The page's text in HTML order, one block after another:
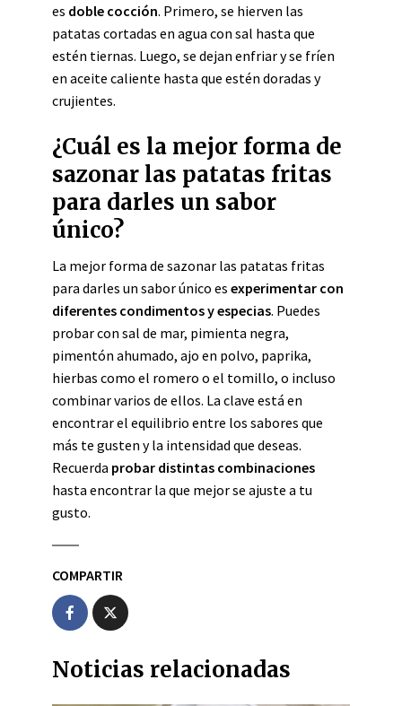
es doble cocción. Primero, se hierven las
patatas cortadas en agua con sal hasta que
estén tiernas. Luego, se dejan enfriar y se fríen
en aceite caliente hasta que estén doradas y
crujientes.
¿Cuál es la mejor forma de
sazonar las patatas fritas
para darles un sabor
único?
La mejor forma de sazonar las patatas fritas
para darles un sabor único es experimentar con
diferentes condimentos y especias. Puedes
probar con sal de mar, pimienta negra,
pimentón ahumado, ajo en polvo, paprika,
hierbas como el romero o el tomillo, o incluso
combinar varios de ellos. La clave está en
encontrar el equilibrio entre los sabores que
más te gusten y la intensidad que deseas.
Recuerda probar distintas combinaciones
hasta encontrar la que mejor se ajuste a tu
gusto.
COMPARTIR
Noticias relacionadas